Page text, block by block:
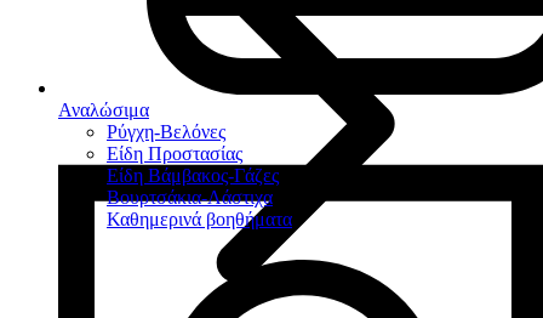
Αναλώσιμα
Ρύγχη-Βελόνες
Είδη Προστασίας
Είδη Βάμβακος-Γάζες
Βουρτσάκια-Λάστιχα
Καθημερινά βοηθήματα